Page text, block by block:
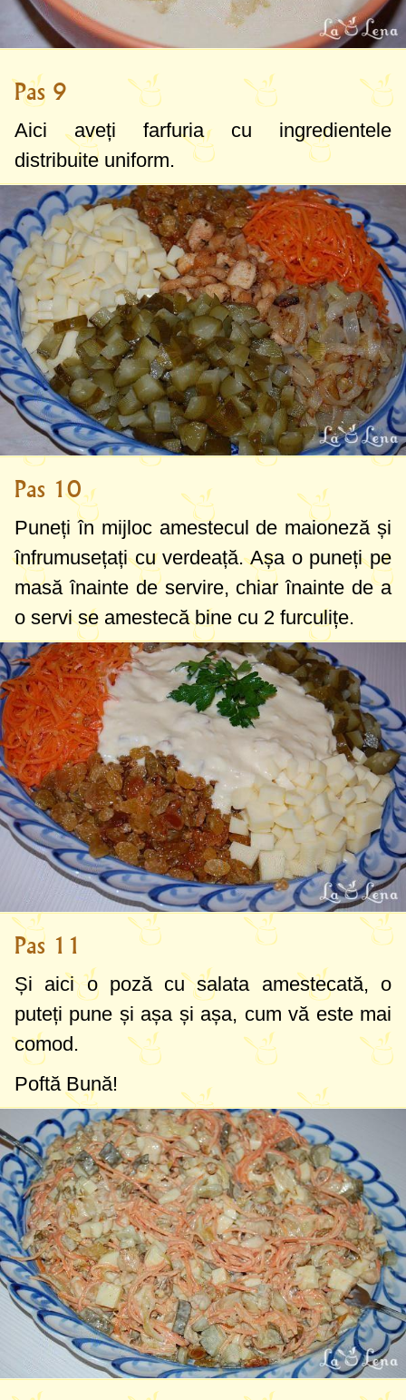
Pas 9
Aici aveți farfuria cu ingredientele
distribuite uniform.
Pas 10
Puneți în mijloc amestecul de maioneză și
înfrumusețați cu verdeață. Așa o puneți pe
masă înainte de servire, chiar înainte de a
o servi se amestecă bine cu 2 furculițe.
Pas 11
Și aici o poză cu salata amestecată, o
puteți pune și așa și așa, cum vă este mai
comod.
Poftă Bună!